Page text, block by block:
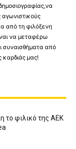
από τη φιλόξενη
να μεταφέρω
συναισθήματα από
καρδιάς μας!
το φιλικό της ΑΕΚ